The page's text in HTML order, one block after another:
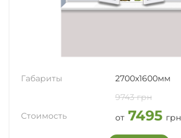
Габариты
2700x1600мм
9743 грн
Стоимость
от 7495 грн